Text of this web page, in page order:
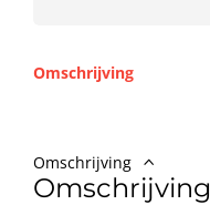
Omschrijving
Omschrijving
Omschrijving